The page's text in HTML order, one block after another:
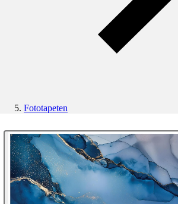
Fototapeten